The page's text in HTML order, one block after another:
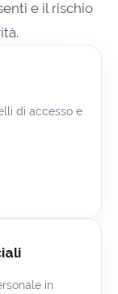
e il rischio
di accesso e
in